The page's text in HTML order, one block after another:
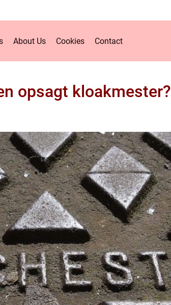
About Us Cookies Contact
opsagt kloakmester?